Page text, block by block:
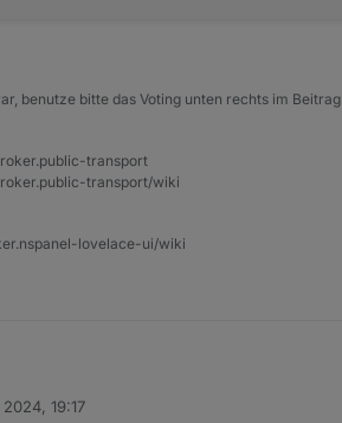
benutze bitte das Voting unten rechts im Beitrag
transport
transport/wiki
lovelace-ui/wiki
19:17